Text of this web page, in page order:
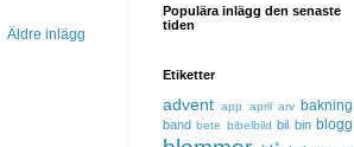
Äldre inlägg
Populära inlägg den senaste
tiden
Etiketter
advent app april arv bakning
band bete bibelbild bil bin blogg